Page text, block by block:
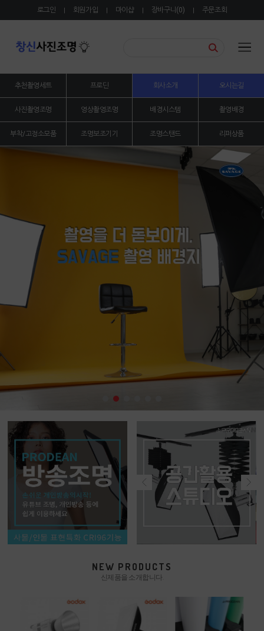
로그인 | 회원가입 | 마이샵 | 장바구니(0) | 주문조회
추천촬영세트 프로딘 회사소개 오시는길
사진촬영조명 영상촬영조명 배경시스템 촬영배경
부착/고정소모품 조명보조기기 조명스탠드 리퍼상품
NEW PRODUCTS
신제품을 소개합니다.